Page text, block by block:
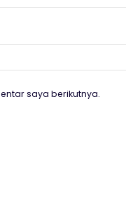
saya berikutnya.